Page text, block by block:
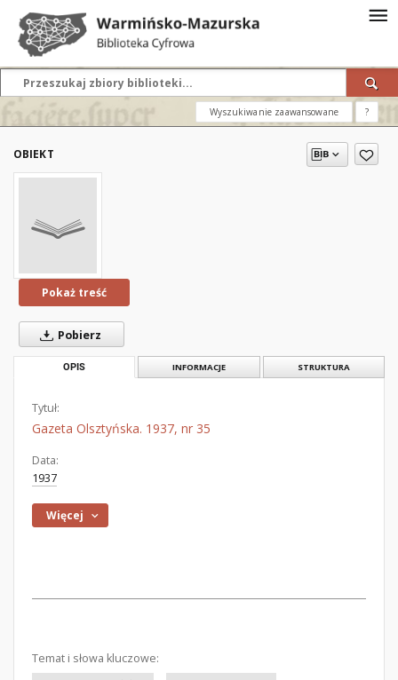
Wyszukiwanie zaawansowane ?
OBIEKT
Pokaż treść
Pobierz
OPIS INFORMACJE STRUKTURA
Tytuł:
Gazeta Olsztyńska. 1937, nr 35
Data:
1937
Więcej
Temat i słowa kluczowe: